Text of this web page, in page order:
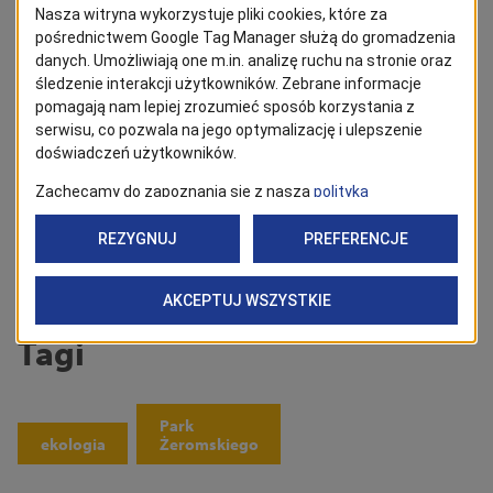
Obserwuj
Powrót
Tagi
ekologia
Park
Żeromskiego